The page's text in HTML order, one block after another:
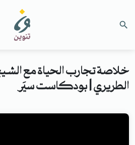
خلاصة تجارب الحياة مع
الطريري | بودكاست سيَر